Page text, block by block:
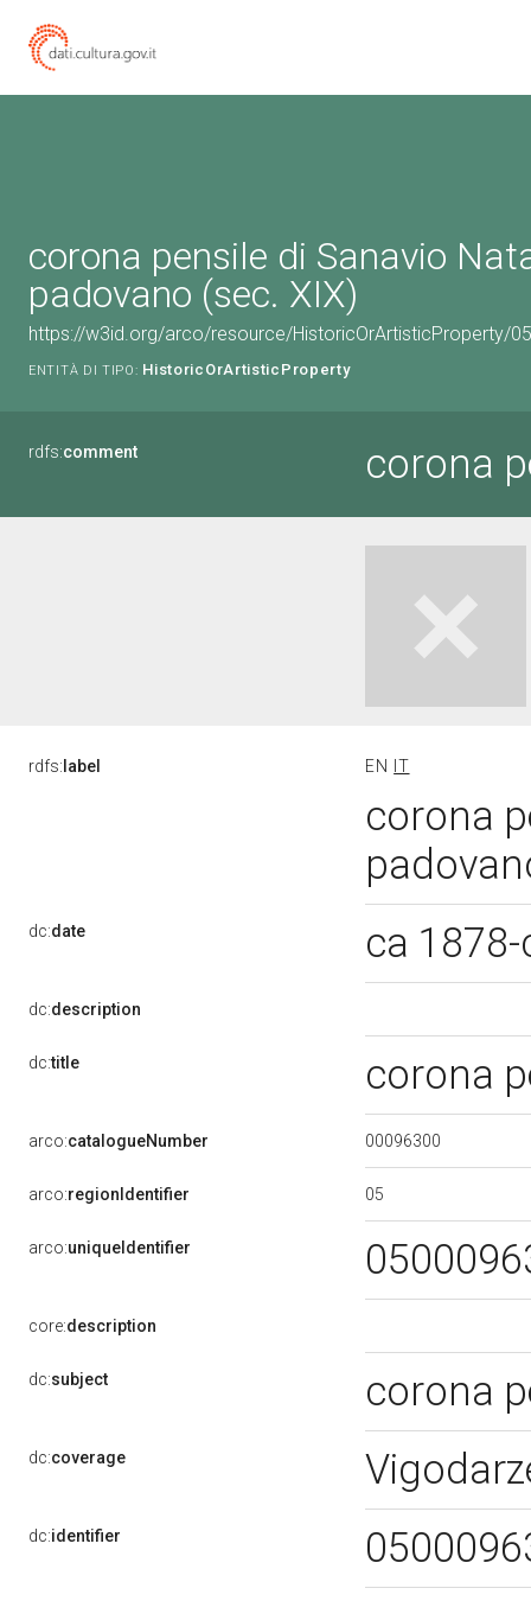
corona pensile di Sanavio
padovano (sec. XIX)
https://w3id.org/arco/resource/HistoricOrArtisticProperty/
ENTITÀ DI TIPO: HistoricOrArtisticProperty
rdfs:comment corona
rdfs: label EN IT
corona
dc:date ca
dc:description
dc:title corona
arco:catalogueNumber 00096300
arco:regionIdentifier 05
arco:uniqueIdentifier
core:description
dc:subject corona
dc:coverage
dc:identifier